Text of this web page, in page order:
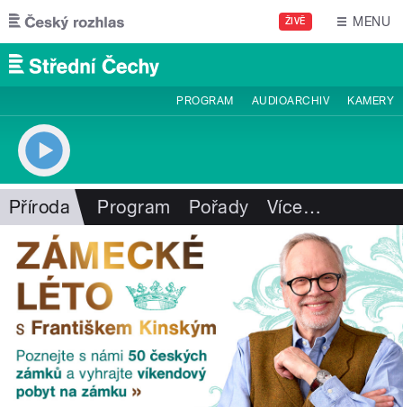
Přejít k hlavnímu obsahu
ŽIVĚ MENU
PROGRAM AUDIOARCHIV KAMERY
Příroda Program Pořady Více…